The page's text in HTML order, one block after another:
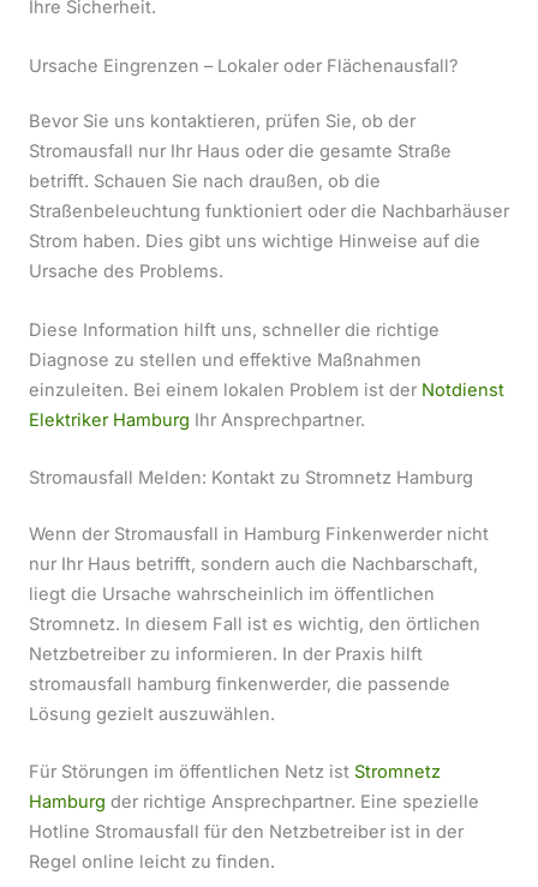
Ihre Sicherheit.
Ursache Eingrenzen – Lokaler oder Flächenausfall?
Bevor Sie uns kontaktieren, prüfen Sie, ob der
Stromausfall nur Ihr Haus oder die gesamte Straße
betrifft. Schauen Sie nach draußen, ob die
Straßenbeleuchtung funktioniert oder die Nachbarhäuser
Strom haben. Dies gibt uns wichtige Hinweise auf die
Ursache des Problems.
Diese Information hilft uns, schneller die richtige
Diagnose zu stellen und effektive Maßnahmen
einzuleiten. Bei einem lokalen Problem ist der Notdienst
Elektriker Hamburg Ihr Ansprechpartner.
Stromausfall Melden: Kontakt zu Stromnetz Hamburg
Wenn der Stromausfall in Hamburg Finkenwerder nicht
nur Ihr Haus betrifft, sondern auch die Nachbarschaft,
liegt die Ursache wahrscheinlich im öffentlichen
Stromnetz. In diesem Fall ist es wichtig, den örtlichen
Netzbetreiber zu informieren. In der Praxis hilft
stromausfall hamburg finkenwerder, die passende
Lösung gezielt auszuwählen.
Für Störungen im öffentlichen Netz ist Stromnetz
Hamburg der richtige Ansprechpartner. Eine spezielle
Hotline Stromausfall für den Netzbetreiber ist in der
Regel online leicht zu finden.